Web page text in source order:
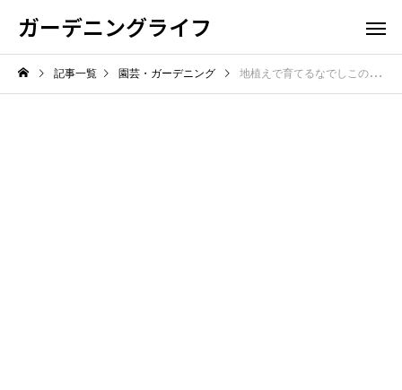
ガーデニングライフ
記事一覧 園芸・ガーデニング 地植えで育てるなでしこの育て方！花盛りの秘訣を徹底解説